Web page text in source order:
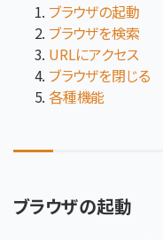
ブラウザの起動
ブラウザを検索
URLにアクセス
ブラウザを閉じる
各種機能
ブラウザの起動